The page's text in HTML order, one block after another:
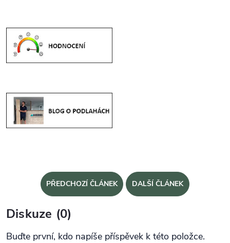
PŘEDCHOZÍ ČLÁNEK DALŠÍ ČLÁNEK
Diskuze (0)
Buďte první, kdo napíše příspěvek k této položce.